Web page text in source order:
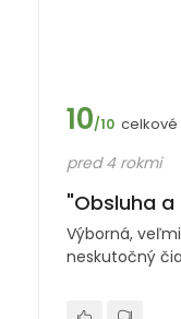
10/10
pred 4 rokmi
"Obsluha a
Výborná,
neskutočný